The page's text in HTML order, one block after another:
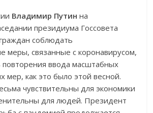
Владимир Путин на
президиума Госсовета
соблюдать
меры, связанные с коронавирусом,
ввода масштабных
мер, как это было этой весной.
чувствительны для экономики
для людей. Президент